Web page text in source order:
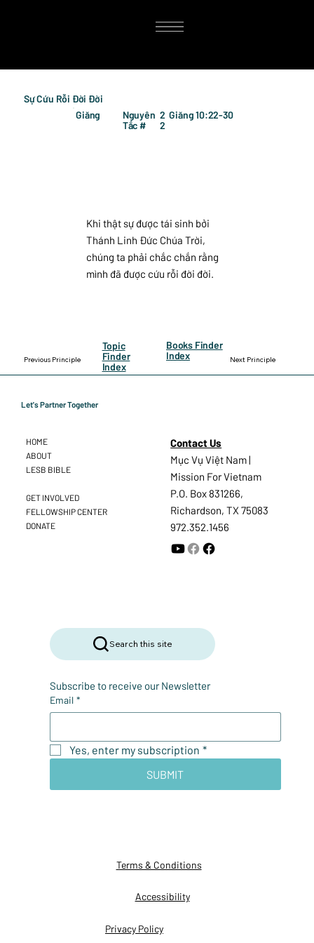
Previous Principle
Topic
Finder
Index
Books Finder
Index
Next Principle
Sự Cứu Rỗi Đời Đời
Giăng
Nguyên
Tắc #
2
2
Giăng 10:22-30
Khi thật sự được tái sinh bởi
Thánh Linh Đức Chúa Trời,
chúng ta phải chắc chắn rằng
mình đã được cứu rỗi đời đời.
Let's Partner Together
Terms & Conditions
Accessibility
Privacy Policy
Search this site
Subscribe to receive our Newsletter
Email *
Yes, enter my subscription *
SUBMIT
Contact Us
Mục Vụ Việt Nam |
Mission For Vietnam
P.O. Box 831266,
Richardson, TX 75083
972.352.1456
HOME
ABOUT
LESB BIBLE
GET INVOLVED
FELLOWSHIP CENTER
DONATE